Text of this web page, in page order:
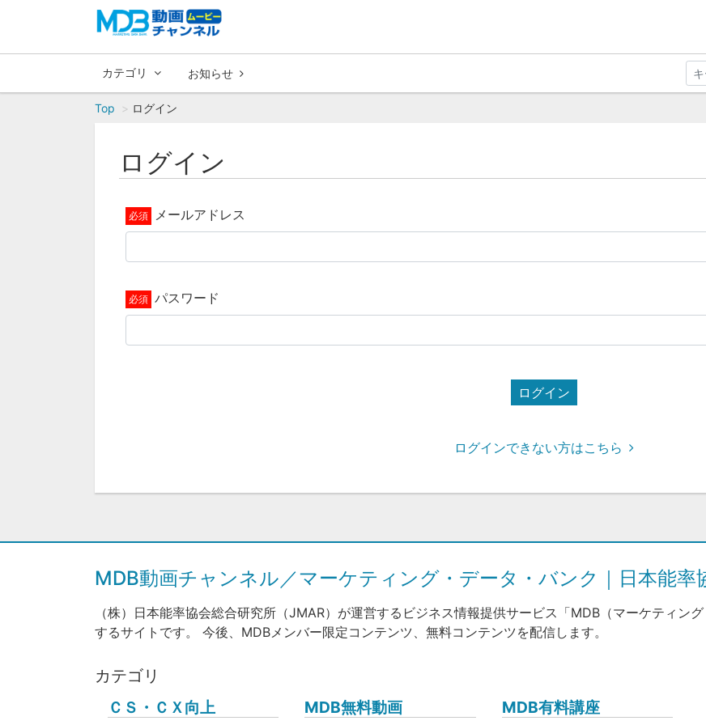
カテゴリ お知らせ
Top ログイン
ログイン
メールアドレス
パスワード
ログイン
ログインできない方はこちら
MDB動画チャンネル／マーケティング・データ・バンク｜日本能率
（株）日本能率協会総合研究所（JMAR）が運営するビジネス情報提供サービス「MDB（マーケティン
するサイトです。 今後、MDBメンバー限定コンテンツ、無料コンテンツを配信します。
カテゴリ
ＣＳ・ＣＸ向上
MDB無料動画 MDB有料講座